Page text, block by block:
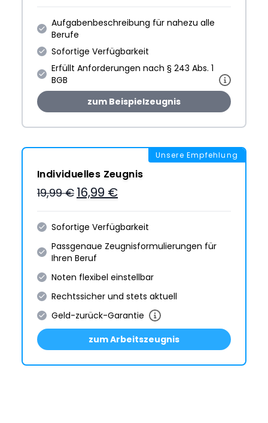
Aufgabenbeschreibung für nahezu alle
Berufe
Sofortige Verfügbarkeit
Erfüllt Anforderungen nach § 243 Abs. 1
BGB
zum Beispielzeugnis
Unsere Empfehlung
Individuelles Zeugnis
19,99 € 16,99 €
Sofortige Verfügbarkeit
Passgenaue Zeugnis­formulie­rungen für
Ihren Beruf
Noten flexibel einstellbar
Rechtssicher und stets aktuell
Geld-zurück-Garantie
zum Arbeitszeugnis